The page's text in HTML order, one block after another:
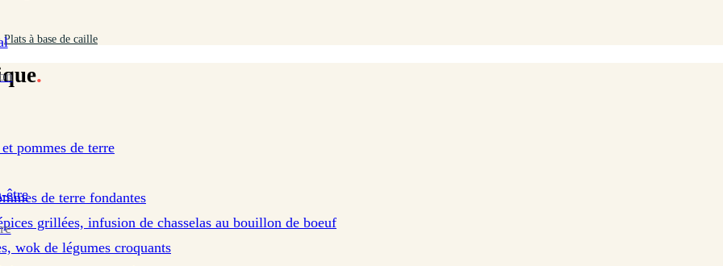
être
Plats à base de caille
.
pommes de terre
de terre fondantes
grillées, infusion de chasselas au bouillon de boeuf
wok de légumes croquants